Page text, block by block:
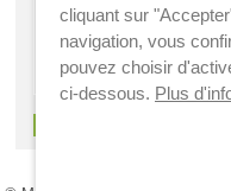
A VISITER
cliquant sur
navigation, vous
pouvez choisir
ci-dessous. Plus